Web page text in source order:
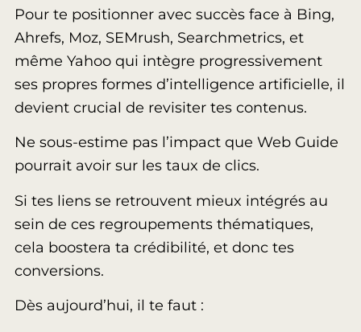
Pour te positionner avec succès face à Bing,
Ahrefs, Moz, SEMrush, Searchmetrics, et
même Yahoo qui intègre progressivement
ses propres formes d’intelligence artificielle, il
devient crucial de revisiter tes contenus.
Ne sous-estime pas l’impact que Web Guide
pourrait avoir sur les taux de clics.
Si tes liens se retrouvent mieux intégrés au
sein de ces regroupements thématiques,
cela boostera ta crédibilité, et donc tes
conversions.
Dès aujourd’hui, il te faut :